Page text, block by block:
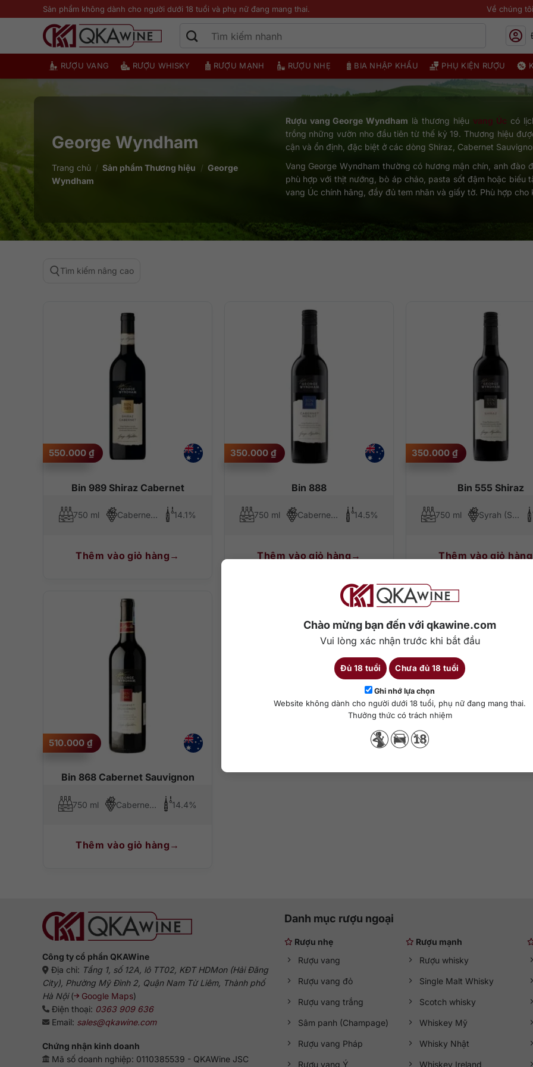
Chào mừng bạn đến với qkawine.com
Vui lòng xác nhận trước khi bắt đầu
Đủ 18 tuổi Chưa đủ 18 tuổi
Ghi nhớ lựa chọn
Website không dành cho người dưới 18 tuổi, phụ nữ đang mang thai.
Thưởng thức có trách nhiệm
qua
Sản phẩm không dành cho người dưới 18 tuổi và phụ nữ đang mang thai. Về chúng tôi
RƯỢU VANG RƯỢU WHISKY RƯỢU MẠNH RƯỢU NHẸ BIA NHẬP KHẨU PHỤ KIỆN RƯỢU
George Wyndham
Trang chủ / Sản phẩm Thương hiệu / George
Wyndham
Rượu vang George Wyndham là thương hiệu vang Úc có
trồng những vườn nho đầu tiên từ thế kỷ 19. Thương hiệu
cận và ổn định, đặc biệt ở các dòng Shiraz, Cabernet
Vang George Wyndham thường có hương mận chín, anh đào
phù hợp với thịt nướng, bò áp chảo, pasta sốt đậm hoặc biếu
vang Úc chính hãng, đầy đủ tem nhãn và giấy tờ. Phù hợp
Tìm kiếm nâng cao
Bin 989 Shiraz Cabernet
550.000 ₫
750 ml Cabernet Sauvignon, Syrah (Shiraz) 14.1%
Thêm vào giỏ hàng
Bin 888
350.000 ₫
750 ml Cabernet Sauvignon, Merlot 14.5%
Thêm vào giỏ hàng
Bin 555 Shiraz
350.000 ₫
750 ml Syrah (Shiraz)
Thêm vào giỏ hàng
Bin 868 Cabernet Sauvignon
510.000 ₫
750 ml Cabernet Sauvignon 14.4%
Thêm vào giỏ hàng
Công ty cổ phần QKAWine
Địa chỉ: Tầng 1, số 12A, lô TT02, KĐT HDMon (Hải Đăng
City), Phường Mỹ Đình 2, Quận Nam Từ Liêm, Thành phố
Hà Nội( Google Maps)
Điện thoại: 0363 909 636
Email: sales@qkawine.com
Chứng nhận kinh doanh
Mã số doanh nghiệp: 0110385539 - QKAWine JSC
Danh mục rượu ngoại
Rượu nhẹ
Rượu vang
Rượu vang đỏ
Rượu vang trắng
Sâm panh (Champage)
Rượu vang Pháp
Rượu vang Ý
Rượu mạnh
Rượu whisky
Single Malt Whisky
Scotch whisky
Whiskey Mỹ
Whisky Nhật
Whiskey Ireland